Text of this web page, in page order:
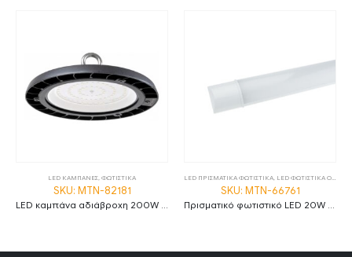
ΦΩΤΙΣΤΙΚΑLED ΚΑΜΠΑΝΕΣ ΦΩΤΙΣΤΙΚΑ
SKU: MTN-82181
LED ΠΡΙΣΜΑΤΙΚΑ ΦΩΤΙΣΤΙΚΑ LED ΦΩΤΙΣΤΙΚΑ ΟΡΟΦΗΣ
SKU: MTN-66761